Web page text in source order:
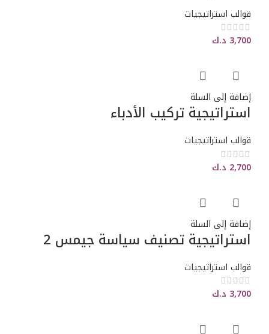
قوالب استراتيجيات
3,700 د.ك
إضافة إلى السلة
استراتيجية تركيب الأدباء
قوالب استراتيجيات
2,700 د.ك
إضافة إلى السلة
استراتيجية تصنيف سياسة جيمس 2
قوالب استراتيجيات
3,700 د.ك